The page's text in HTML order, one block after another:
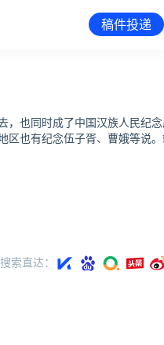
稿件投递
，也同时成了中国汉族人民纪
区也有纪念伍子胥、曹娥等说
搜索直达：